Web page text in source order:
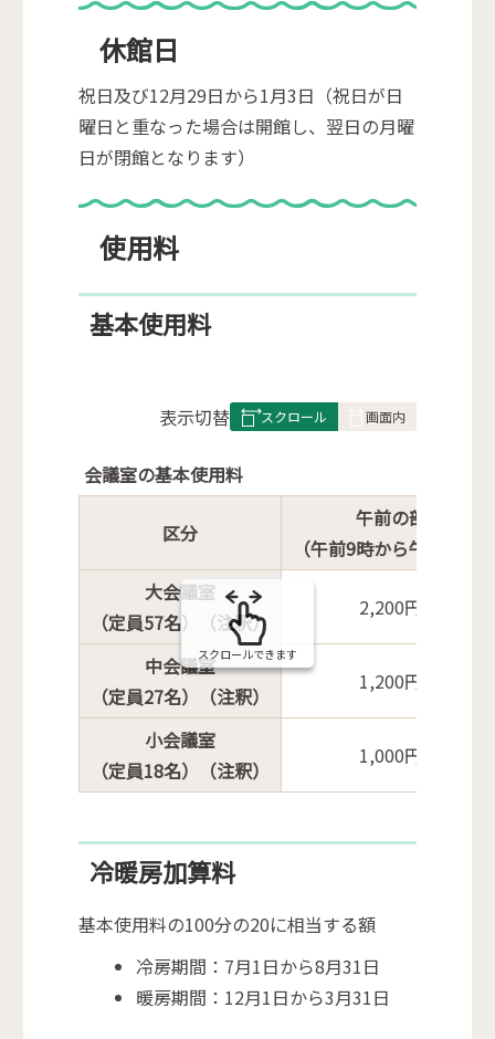
休館日
祝日及び12月29日から1月3日（祝日が日
曜日と重なった場合は開館し、翌日の月曜
日が閉館となります）
使用料
基本使用料
表
み
の
表示切替
会議室の基本使用料
区分
午前の部
（午前9時から午後1時）
大会議室
（定員57名）（注釈）
2,200円
中会議室
（定員27名）（注釈）
1,200円
小会議室
（定員18名）（注釈）
1,000円
スクロールできます
冷暖房加算料
基本使用料の100分の20に相当する額
冷房期間：7月1日から8月31日
暖房期間：12月1日から3月31日